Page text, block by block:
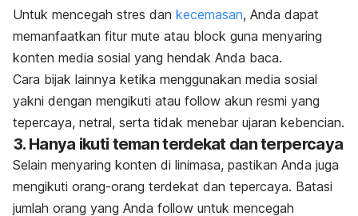
Untuk mencegah stres dan kecemasan, Anda dapat
memanfaatkan fitur mute atau block guna menyaring
konten media sosial yang hendak Anda baca.
Cara bijak lainnya ketika menggunakan media sosial
yakni dengan mengikuti atau follow akun resmi yang
tepercaya, netral, serta tidak menebar ujaran kebencian.
3. Hanya ikuti teman terdekat dan terpercaya
Selain menyaring konten di linimasa, pastikan Anda juga
mengikuti orang-orang terdekat dan tepercaya. Batasi
jumlah orang yang Anda follow untuk mencegah